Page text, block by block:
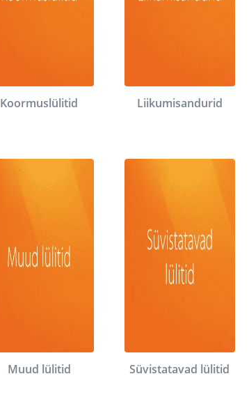
Koormuslülitid Liikumisandurid
Muud lülitid Süvistatavad lülitid